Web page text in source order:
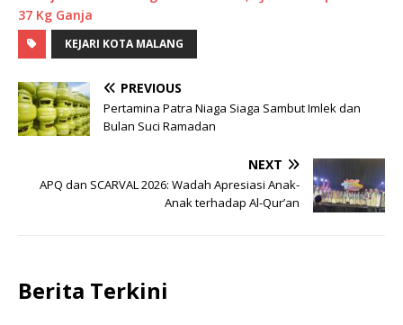
37 Kg Ganja
KEJARI KOTA MALANG
PREVIOUS
Pertamina Patra Niaga Siaga Sambut Imlek dan
Bulan Suci Ramadan
NEXT
APQ dan SCARVAL 2026: Wadah Apresiasi Anak-
Anak terhadap Al-Qur’an
Berita Terkini